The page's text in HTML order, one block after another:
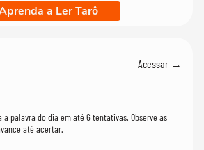
a Ler Tarô
Acessar →
a palavra do dia em até 6 tentativas. Observe as
até acertar.